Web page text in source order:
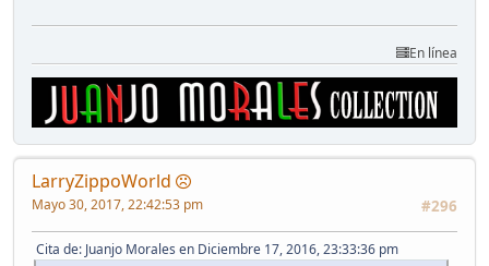
En línea
LarryZippoWorld
#296
Mayo 30, 2017, 22:42:53 pm
Cita de: Juanjo Morales en Diciembre 17, 2016, 23:33:36 pm